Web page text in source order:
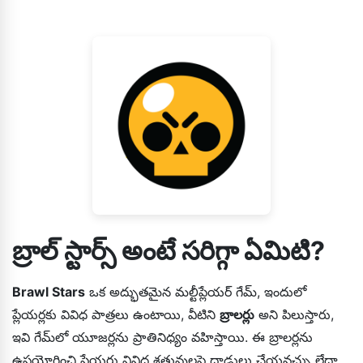
బ్రాల్ స్టార్స్ అంటే సరిగ్గా ఏమిటి?
Brawl Stars ఒక అద్భుతమైన మల్టీప్లేయర్ గేమ్, ఇందులో
ప్లేయర్లకు వివిధ పాత్రలు ఉంటాయి, వీటిని బ్రాలర్లు అని పిలుస్తారు,
ఇవి గేమ్‌లో యూజర్లను ప్రాతినిధ్యం వహిస్తాయి. ఈ బ్రాలర్లను
ఉపయోగించి ప్లేయర్లు వివిధ శత్రువులపై దాడులు చేయవచ్చు లేదా